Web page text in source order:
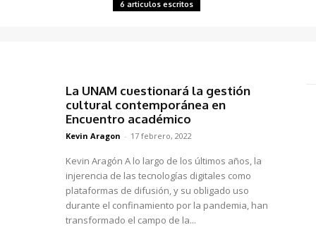
6 articulos escritos
La UNAM cuestionará la gestión
cultural contemporánea en
Encuentro académico
Kevin Aragon - 17 febrero, 2022
Kevin Aragón A lo largo de los últimos años, la
injerencia de las tecnologías digitales como
plataformas de difusión, y su obligado uso
durante el confinamiento por la pandemia, han
transformado el campo de la...